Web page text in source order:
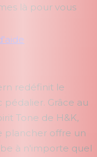
là pour vous
redéfinit le
Grâce au
Tone de H&K,
plancher offre un
à n'importe quel